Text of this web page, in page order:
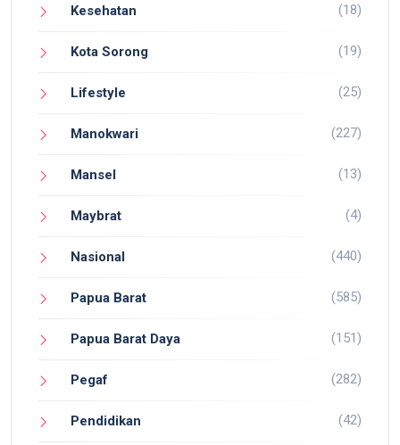
Kesehatan (18)
Kota Sorong (19)
Lifestyle (25)
Manokwari (227)
Mansel (13)
Maybrat (4)
Nasional (440)
Papua Barat (585)
Papua Barat Daya (151)
Pegaf (282)
Pendidikan (42)